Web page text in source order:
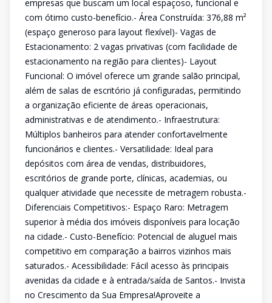
empresas que buscam um local espaçoso, funcional e
com ótimo custo-benefício.- Área Construída: 376,88 m²
(espaço generoso para layout flexível)- Vagas de
Estacionamento: 2 vagas privativas (com facilidade de
estacionamento na região para clientes)- Layout
Funcional: O imóvel oferece um grande salão principal,
além de salas de escritório já configuradas, permitindo
a organização eficiente de áreas operacionais,
administrativas e de atendimento.- Infraestrutura:
Múltiplos banheiros para atender confortavelmente
funcionários e clientes.- Versatilidade: Ideal para
depósitos com área de vendas, distribuidores,
escritórios de grande porte, clínicas, academias, ou
qualquer atividade que necessite de metragem robusta.-
Diferenciais Competitivos:- Espaço Raro: Metragem
superior à média dos imóveis disponíveis para locação
na cidade.- Custo-Benefício: Potencial de aluguel mais
competitivo em comparação a bairros vizinhos mais
saturados.- Acessibilidade: Fácil acesso às principais
avenidas da cidade e à entrada/saída de Santos.- Invista
no Crescimento da Sua Empresa!Aproveite a